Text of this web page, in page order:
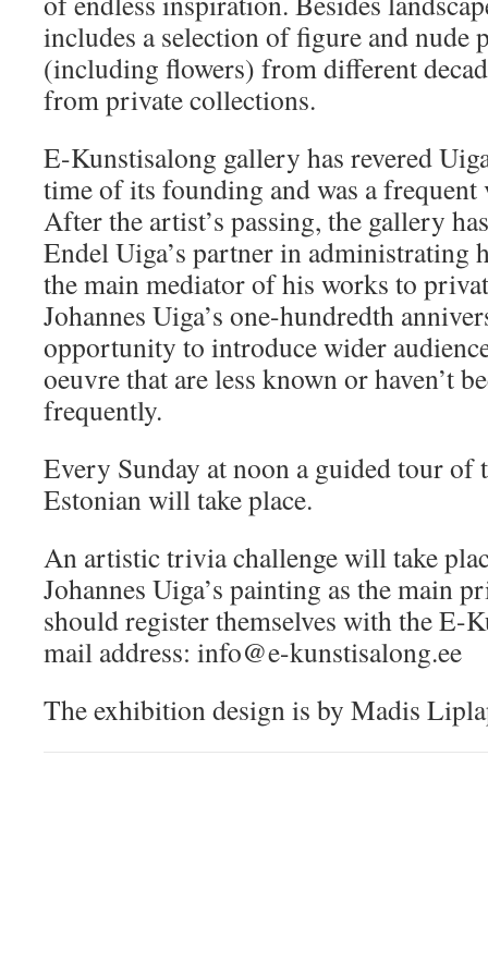
includes a selection of figure and
(including flowers) from different
from private collections.
E-Kunstisalong gallery has revered
time of its founding and was a
After the artist’s passing, the gallery
Endel Uiga’s partner in administrating
the main mediator of his works to
Johannes Uiga’s one-hundredth
opportunity to introduce wider
oeuvre that are less known or haven’t
frequently.
Every Sunday at noon a guided tour
Estonian will take place.
An artistic trivia challenge will take
Johannes Uiga’s painting as the main
should register themselves with the E-
mail address: info@e-kunstisalong.ee
The exhibition design is by Madis